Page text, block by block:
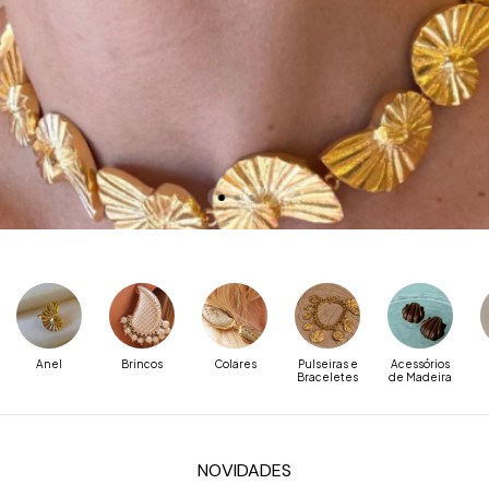
Anel Brincos Colares
Pulseiras e
Braceletes
Acessórios
de Madeira
NOVIDADES